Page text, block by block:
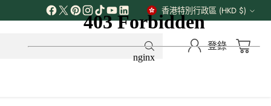
貨
幣
香港特別行政區 (HKD $)
登錄